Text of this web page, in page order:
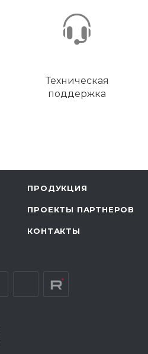
Техническая
поддержка
ПРОДУКЦИЯ
ПРОЕКТЫ ПАРТНЕРОВ
КОНТАКТЫ